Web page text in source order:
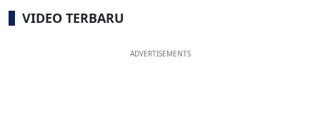
VIDEO TERBARU
ADVERTISEMENTS